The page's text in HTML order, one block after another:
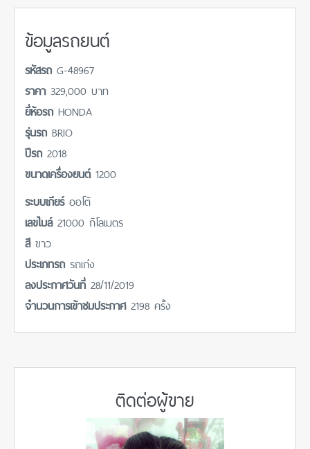
ข้อมูลรถยนต์
รหัสรถ G-48967
ราคา 329,000 บาท
ยี่ห้อรถ HONDA
รุ่นรถ BRIO
ปีรถ 2018
ขนาดเครื่องยนต์ 1200
ระบบเกียร์ ออโต้
เลขไมล์ 21000 กิโลเมตร
สี ขาว
ประเภทรถ รถเก๋ง
ลงประกาศวันที่ 28/11/2019
จำนวนการเข้าชมประกาศ 2198 ครั้ง
ติดต่อผู้ขาย